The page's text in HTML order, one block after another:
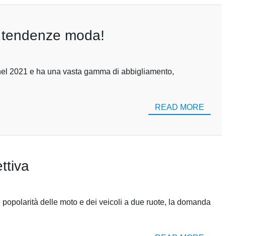
moda!
2021 e ha una vasta gamma di abbigliamento,
READ MORE
delle moto e dei veicoli a due ruote, la domanda